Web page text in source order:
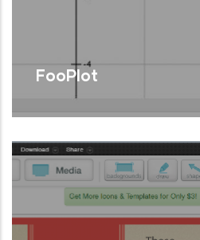
FooPlot
Graficador de funcions
línia.
Llegir Més